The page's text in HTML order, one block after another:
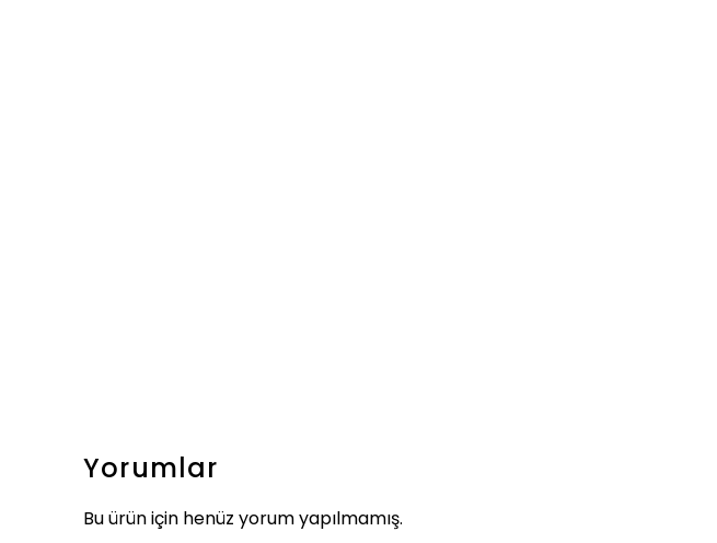
Yorumlar
Bu ürün için henüz yorum yapılmamış.